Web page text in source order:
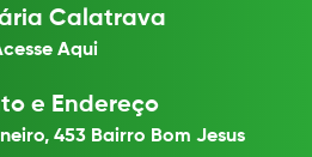
Calatrava
Aqui
e Endereço
453 Bairro Bom Jesus